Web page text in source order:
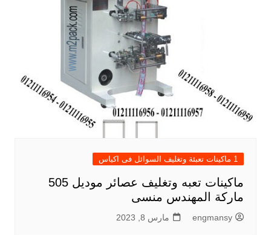
1 ماكينات تعبئة وتغليف السوائل فى اكياس
ماكينات تعبه وتغليف عصائر موديل 505
ماركة المهندس منسى
engmansy مارس 8, 2023